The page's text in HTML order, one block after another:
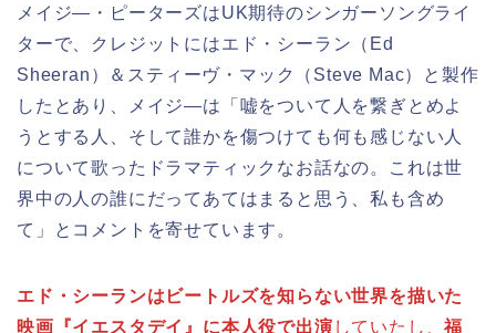
メイジ―・ピーターズはUK期待のシンガーソングライ
ターで、クレジットにはエド・シーラン（Ed
Sheeran）＆スティーヴ・マック（Steve Mac）と製作
したとあり、メイジ―は「嘘をついて人を繋ぎとめよ
うとする人、そして誰かを傷つけても何も感じない人
について歌ったドラマティックなお話なの。これは世
界中の人の誰にだってあてはまると思う、私も含め
て」とコメントを寄せています。
エド・シーランはビートルズを知らない世界を描いた
映画『イエスタデイ』に本人役で出演 していたし、福